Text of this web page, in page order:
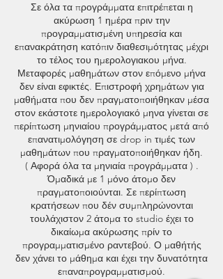
Σε όλα τα προγράμματα επιτρέπεται η
ακύρωση 1 ημέρα πριν την
προγραμματισμένη υπηρεσία και
επανακράτηση κατόπιν διαθεσιμότητας μέχρι
το τέλος του ημερολογιακου μήνα.
Μεταφορές μαθημάτων στον επόμενο μήνα
δεν είναι εφικτές. Επιστροφή χρημάτων για
μαθήματα που δεν πραγματοποιήθηκαν μέσα
στον εκάστοτε ημερολογιακό μηνα γίνεται σε
περίπτωση μηνιαίου προγράμματος μετά από
επανατιμολόγηση σε drop in τιμές των
μαθημάτων που πραγματοποιήθηκαν ήδη.
( Αφορά όλα τα μηνιαία προγράμματα ) .
Όμαδικά με 1 μόνο άτομο δεν
πραγματοποιούνται. Σε περίπτωση
κρατήσεων που δέν συμπληρώνονται
τουλάχιστον 2 άτομα το studio έχει το
δικαίωμα ακύρωσης πρίν το
προγραμματισμένο ραντεβού. Ο μαθήτής
δεν χάνει το μάθημα και έχει την δυνατότητα
επαναπρογραμματισμού.